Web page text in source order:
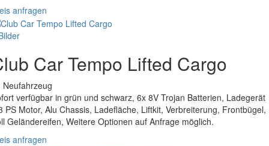
anfragen
Car Tempo Lifted Cargo
Neufahrzeug
verfügbar in grün und schwarz, 6x 8V Trojan Batterien, Ladegerät
PS Motor, Alu Chassis, Ladefläche, Liftkit, Verbreiterung, Frontbügel,
Geländereifen, Weitere Optionen auf Anfrage möglich.
anfragen